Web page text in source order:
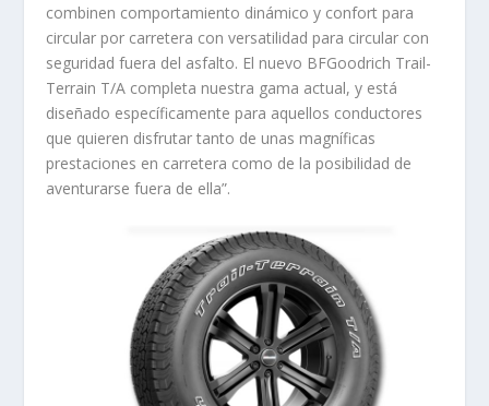
combinen comportamiento dinámico y confort para
circular por carretera con versatilidad para circular con
seguridad fuera del asfalto. El nuevo BFGoodrich Trail-
Terrain T/A completa nuestra gama actual, y está
diseñado específicamente para aquellos conductores
que quieren disfrutar tanto de unas magníficas
prestaciones en carretera como de la posibilidad de
aventurarse fuera de ella”.